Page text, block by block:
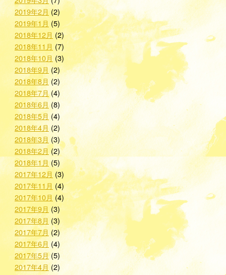
2019年2月(2)
2019年1月 (5)
2018年12月 (2)
2018年11月 (7)
2018年10月 (3)
2018年9月(2)
2018年8月(2)
2018年7月(4)
2018年6月(8)
2018年5月 (4)
2018年4月(2)
2018年3月 (3)
2018年2月(2)
2018年1月(5)
2017年12月 (3)
2017年11月 (4)
2017年10月 (4)
2017年9月 (3)
2017年8月 (3)
2017年7月 (2)
2017年6月 (4)
2017年5月(5)
2017年4月 (2)